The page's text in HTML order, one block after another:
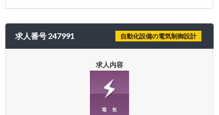
求人番号 247991 自動化設備の電気制御設計
求人内容